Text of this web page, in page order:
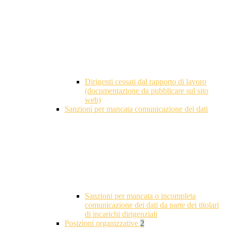
Dirigenti cessati dal rapporto di lavoro
(documentazione da pubblicare sul sito
web)
Sanzioni per mancata comunicazione dei dati
Sanzioni per mancata o incompleta
comunicazione dei dati da parte dei titolari
di incarichi dirigenziali
Posizioni organizzative 2